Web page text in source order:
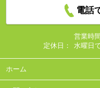
電話
営業時
定休日：
水曜日
ホーム